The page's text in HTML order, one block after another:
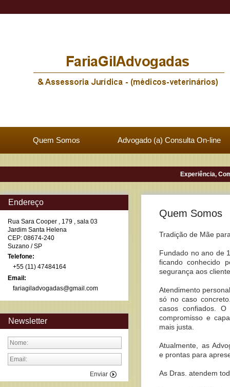
Quem Somos Advogado (a) Consulta On-line
Experiência,
Endereço
Rua Sara Cooper , 179 , sala 03
Jardim Santa Helena
CEP: 08674-240
Suzano / SP
Telefone:
+55 (11) 47484164
Email:
fariagiladvogadas@gmail.com
Newsletter
Enviar
Quem Somos
Tradição de Mãe
Fundado no ano de
ficando conhecido
segurança aos
Atendimento
só no caso
casos confiados.
compromisso e
mais justa.
Atualmente, as
e prontas para
As Dras. atendem